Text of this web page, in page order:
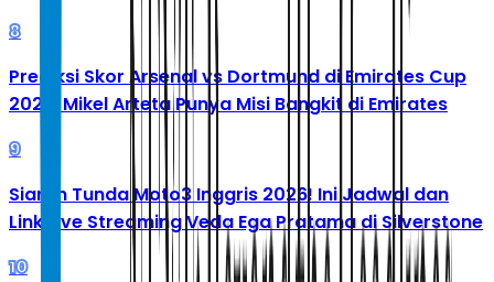
8
Prediksi Skor Arsenal vs Dortmund di Emirates Cup
2026: Mikel Arteta Punya Misi Bangkit di Emirates
9
Siaran Tunda Moto3 Inggris 2026! Ini Jadwal dan
Link Live Streaming Veda Ega Pratama di Silverstone
10